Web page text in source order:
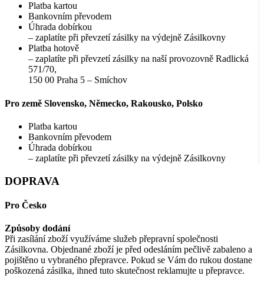
Platba kartou
Bankovním převodem
Úhrada dobírkou
– zaplatíte při převzetí zásilky na výdejně Zásilkovny
Platba hotově
– zaplatíte při převzetí zásilky na naší provozovně Radlická
571/70,
150 00 Praha 5 – Smíchov
Pro země Slovensko, Německo, Rakousko, Polsko
Platba kartou
Bankovním převodem
Úhrada dobírkou
– zaplatíte při převzetí zásilky na výdejně Zásilkovny
DOPRAVA
Pro Česko
Způsoby dodání
Při zasílání zboží využíváme služeb přepravní společnosti
Zásilkovna. Objednané zboží je před odesláním pečlivě zabaleno a
pojištěno u vybraného přepravce. Pokud se Vám do rukou dostane
poškozená zásilka, ihned tuto skutečnost reklamujte u přepravce.